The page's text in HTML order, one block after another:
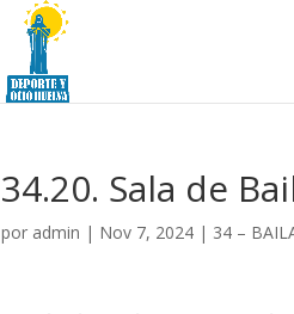
34.20. Sala de
por admin | Nov 7, 2024 | 34 –